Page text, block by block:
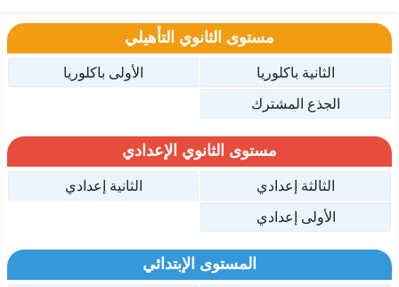
مستوى الثانوي التأهيلي
الثانية باكلوريا
الأولى باكلوريا
الجذع المشترك
مستوى الثانوي الإعدادي
الثالثة إعدادي
الثانية إعدادي
الأولى إعدادي
المستوى الإبتدائي